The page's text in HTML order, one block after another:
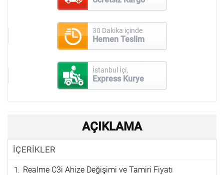
30 Dakika içinde
Hemen Teslim
İstanbul İçi,
Express Kurye
AÇIKLAMA
İÇERİKLER
Realme C3i Ahize Değişimi ve Tamiri Fiyatı